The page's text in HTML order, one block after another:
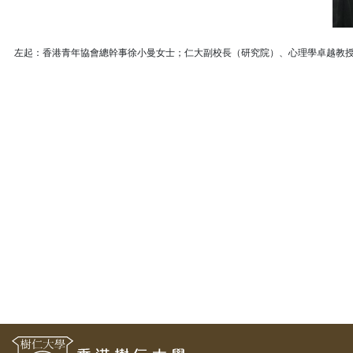
左起：香港青年協會總幹事徐小曼女士；仁大副校長（研究院）、心理學卓越